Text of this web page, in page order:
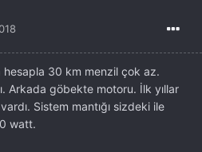
30 km menzil çok az.
Arkada göbekte motoru. İlk yıllar
Sistem mantığı sizdeki ile
watt.